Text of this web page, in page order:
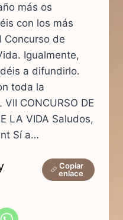
más os
con los más
Concurso de
Igualmente,
a difundirlo.
toda la
CONCURSO DE
LA VIDA Saludos,
Sí a…
Copiar
enlace